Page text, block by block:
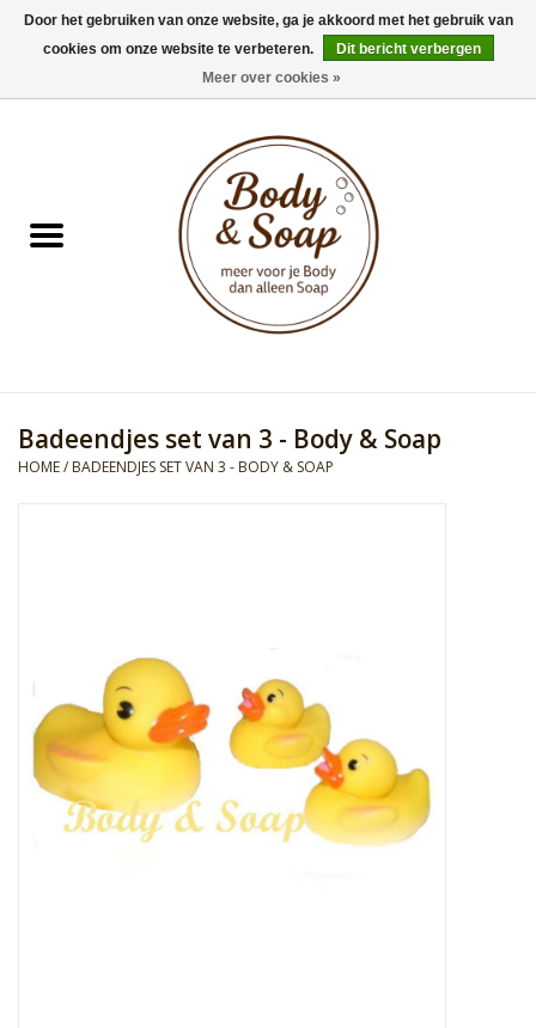
0 Artikelen - €0,00
Doucheproducten
Kids Collection
Soap
Verpakking
Badeendjes set van 3 - Body & Soap
HOME/ BADEENDJES SET VAN 3 - BODY & SOAP
Door het gebruiken van onze website, ga je akkoord met het gebruik van
cookies om onze website te verbeteren.
Dit bericht verbergen
Meer over cookies »